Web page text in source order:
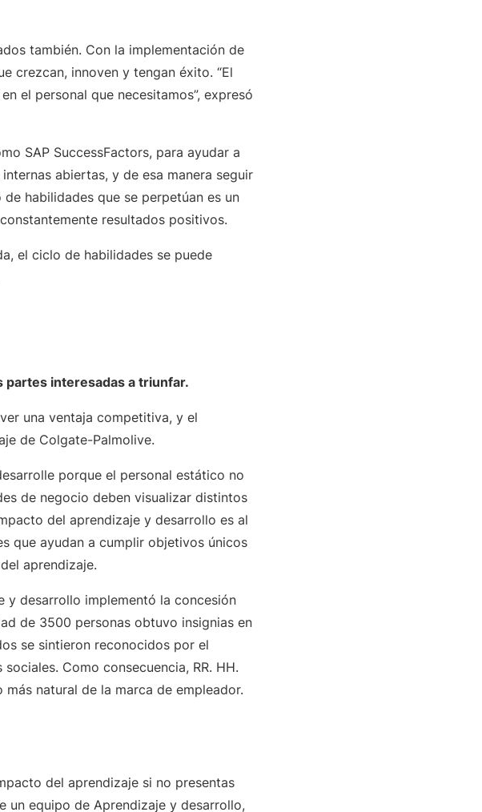
también. Con la implementación de
crezcan, innoven y tengan éxito. “El
el personal que necesitamos”, expresó
SAP SuccessFactors, para ayudar a
abiertas, y de esa manera seguir
habilidades que se perpetúan es un
resultados positivos.
el ciclo de habilidades se puede
partes interesadas a triunfar.
una ventaja competitiva, y el
de Colgate-Palmolive.
porque el personal estático no
de negocio deben visualizar distintos
del aprendizaje y desarrollo es al
que ayudan a cumplir objetivos únicos
aprendizaje.
y desarrollo implementó la concesión
de 3500 personas obtuvo insignias en
se sintieron reconocidos por el
Como consecuencia, RR. HH.
natural de la marca de empleador.
del aprendizaje si no presentas
un equipo de Aprendizaje y desarrollo,